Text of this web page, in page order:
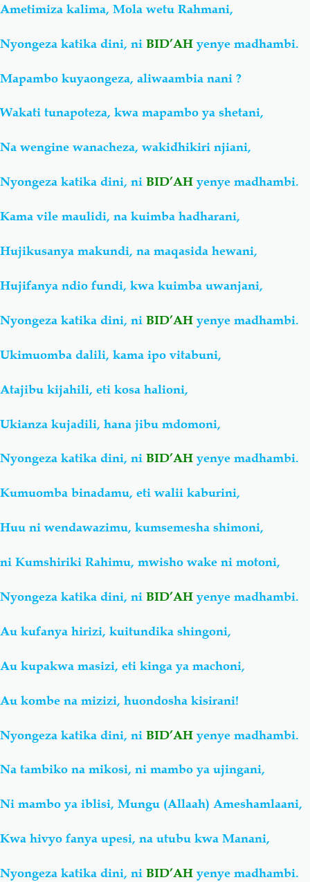
Ametimiza kalima, Mola wetu Rahmani,
Nyongeza katika dini, ni BID’AH yenye madhambi.
Mapambo kuyaongeza, aliwaambia nani ?
Wakati tunapoteza, kwa mapambo ya shetani,
Na wengine wanacheza, wakidhikiri njiani,
Nyongeza katika dini, ni BID’AH yenye madhambi.
Kama vile maulidi, na kuimba hadharani,
Hujikusanya makundi, na maqasida hewani,
Hujifanya ndio fundi, kwa kuimba uwanjani,
Nyongeza katika dini, ni BID’AH yenye madhambi.
Ukimuomba dalili, kama ipo vitabuni,
Atajibu kijahili, eti kosa halioni,
Ukianza kujadili, hana jibu mdomoni,
Nyongeza katika dini, ni BID’AH yenye madhambi.
Kumuomba binadamu, eti walii kaburini,
Huu ni wendawazimu, kumsemesha shimoni,
ni Kumshiriki Rahimu, mwisho wake ni motoni,
Nyongeza katika dini, ni BID’AH yenye madhambi.
Au kufanya hirizi, kuitundika shingoni,
Au kupakwa masizi, eti kinga ya machoni,
Au kombe na mizizi, huondosha kisirani!
Nyongeza katika dini, ni BID’AH yenye madhambi.
Na tambiko na mikosi, ni mambo ya ujingani,
Ni mambo ya iblisi, Mungu (Allaah) Ameshamlaani,
Kwa hivyo fanya upesi, na utubu kwa Manani,
Nyongeza katika dini, ni BID’AH yenye madhambi.